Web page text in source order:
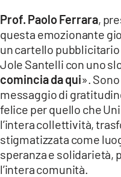
LACAPITALENEWS.IT
App
ANDROID
APPLE
Prof. Paolo Ferrara,
questa emozionante
un cartello
Jole Santelli con uno
comincia da qui».
messaggio di
felice per quello che
l’intera collettività,
stigmatizzata come
speranza e solidarietà,
l’intera comunità.